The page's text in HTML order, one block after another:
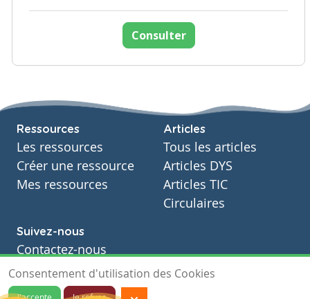
Consulter
Ressources
Les ressources
Créer une ressource
Mes ressources
Articles
Tous les articles
Articles DYS
Articles TIC
Circulaires
Suivez-nous
Contactez-nous
Soutien scolaire
Notre page Facebook
Consentement d'utilisation des Cookies